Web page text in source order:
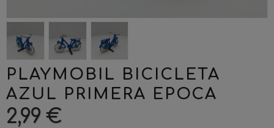
PLAYMOBIL BICICLETA
AZUL PRIMERA EPOCA
2,99 €